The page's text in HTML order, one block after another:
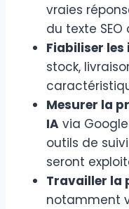
vraies
du texte
Fiabiliser
stock,
Mesurer la
IA via
outils de
seront
Travailler la
notamment